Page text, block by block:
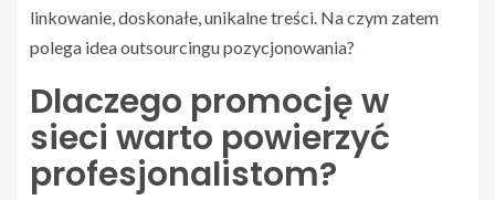
linkowanie, doskonałe, unikalne treści. Na czym zatem
polega idea outsourcingu pozycjonowania?
Dlaczego promocję w
sieci warto powierzyć
profesjonalistom?